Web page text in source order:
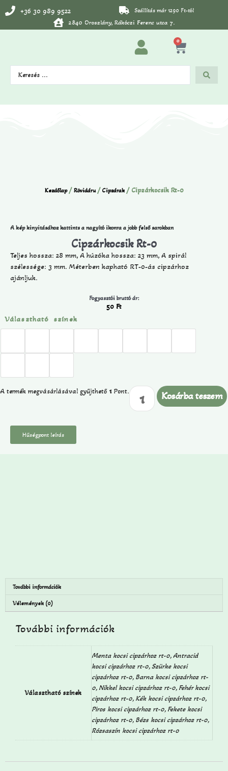
+36 30 989 9522 Szállítás már 1290 Ft-tól
2840 Oroszlány, Rákóczi Ferenc utca 7.
0
Kezdőlap/ Rövidáru/ Cipzárak/ Cipzárkocsik Rt-0
A kép kinyitásához kattints a nagyító ikonra a jobb felső sarokban
Cipzárkocsik Rt-0
Teljes hossza: 28 mm, A húzóka hossza: 23 mm, A spirál
szélessége: 3 mm. Méterben kapható RT-0-ás cipzárhoz
ajánljuk.
Fogyasztói bruttó ár:
50 Ft
Választható színek
A termék megvásárlásával gyűjthető 1 Pont. Kosárba teszem
Hűségpont leírás
További információk
Vélemények (0)
További információk
Választható színek
Menta kocsi cipzárhoz rt-0, Antracid
kocsi cipzárhoz rt-0, Szürke kocsi
cipzárhoz rt-0, Barna kocsi cipzárhoz rt-
0, Nikkel kocsi cipzárhoz rt-0, Fehér kocsi
cipzárhoz rt-0, Kék kocsi cipzárhoz rt-0,
Piros kocsi cipzárhoz rt-0, Fekete kocsi
cipzárhoz rt-0, Bézs kocsi cipzárhoz rt-0,
Rózsaszín kocsi cipzárhoz rt-0